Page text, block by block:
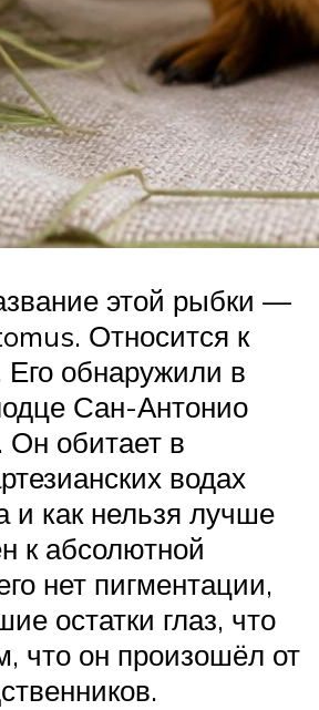
этой рыбки —
Относится к
Его обнаружили в
Сан-Антонио
Он обитает в
водах
и как нельзя лучше
к абсолютной
нет пигментации,
остатки глаз, что
что он произошёл от